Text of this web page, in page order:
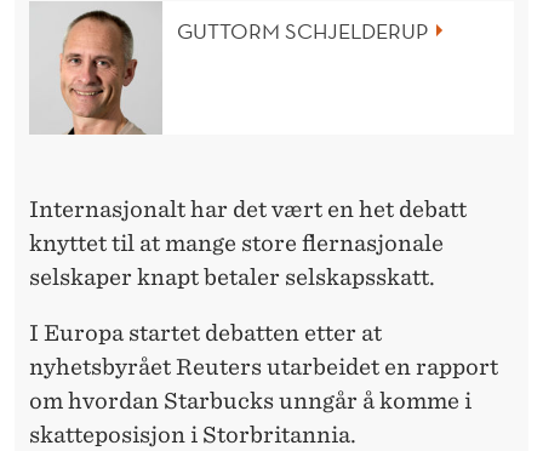
GUTTORM SCHJELDERUP
Internasjonalt har det vært en het debatt
knyttet til at mange store flernasjonale
selskaper knapt betaler selskapsskatt.
I Europa startet debatten etter at
nyhetsbyrået Reuters utarbeidet en rapport
om hvordan Starbucks unngår å komme i
skatteposisjon i Storbritannia.